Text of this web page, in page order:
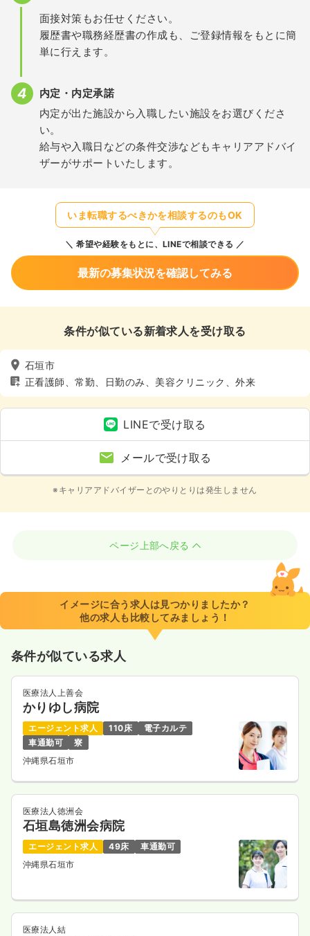
面接対策もお任せください。
履歴書や職務経歴書の作成も、ご登録情報をもとに簡
単に行えます。
内定・内定承諾
内定が出た施設から入職したい施設をお選びくださ
い。
給与や入職日などの条件交渉などもキャリアアドバイ
ザーがサポートいたします。
いま転職するべきかを相談するのもOK
希望や経験をもとに、LINEで相談できる
最新の募集状況を確認してみる
条件が似ている新着求人を受け取る
石垣市
正看護師、常勤、日勤のみ、美容クリニック、外来
LINEで受け取る
メールで受け取る
※キャリアアドバイザーとのやりとりは発生しません
ページ上部へ戻る
イメージに合う求人は見つかりましたか？
他の求人も比較してみましょう！
条件が似ている求人
医療法人上善会
かりゆし病院
エージェント求人 110床
電子カルテ
車通勤可
寮
沖縄県石垣市
医療法人徳洲会
石垣島徳洲会病院
エージェント求人 49床
車通勤可
沖縄県石垣市
医療法人結